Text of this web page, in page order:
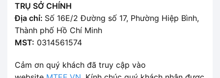
TRỤ SỞ CHÍNH
Địa chỉ: Số 16E/2 Đường số 17, Phường Hiệp Bình,
Thành phố Hồ Chí Minh
MST: 0314561574
Cảm ơn quý khách đã truy cập vào